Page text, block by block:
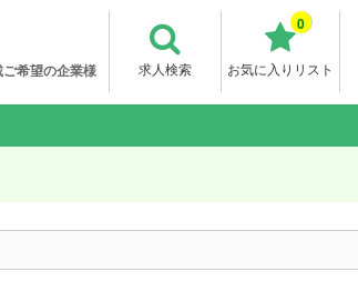
希望の企業様 求人検索 お気に入りリスト
0